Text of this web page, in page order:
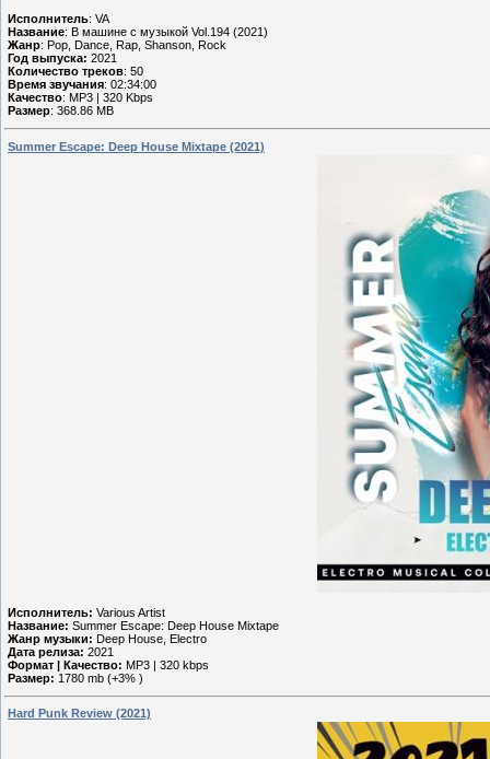
Исполнитель: VA
Название: В машине с музыкой Vol.194 (2021)
Жанр: Pop, Dance, Rap, Shanson, Rock
Год выпуска: 2021
Количество треков: 50
Время звучания: 02:34:00
Качество: MP3 | 320 Kbps
Размер: 368.86 MB
Summer Escape: Deep House Mixtape (2021)
Исполнитель: Various Artist
Название: Summer Escape: Deep House Mixtape
Жанр музыки: Deep House, Electro
Дата релиза: 2021
Формат | Качество: MP3 | 320 kbps
Размер: 1780 mb (+3% )
Hard Punk Review (2021)